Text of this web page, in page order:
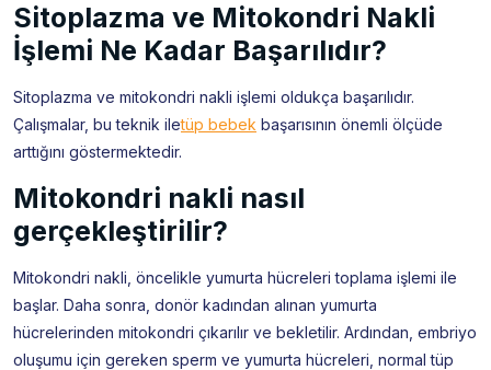
Sitoplazma ve Mitokondri Nakli
İşlemi Ne Kadar Başarılıdır?
Sitoplazma ve mitokondri nakli işlemi oldukça başarılıdır.
Çalışmalar, bu teknik iletüp bebek başarısının önemli ölçüde
arttığını göstermektedir.
Mitokondri nakli nasıl
gerçekleştirilir?
Mitokondri nakli, öncelikle yumurta hücreleri toplama işlemi ile
başlar. Daha sonra, donör kadından alınan yumurta
hücrelerinden mitokondri çıkarılır ve bekletilir. Ardından, embriyo
oluşumu için gereken sperm ve yumurta hücreleri, normal tüp